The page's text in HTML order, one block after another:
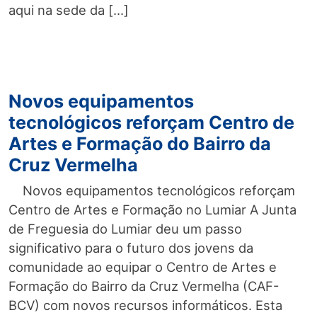
aqui na sede da […]
Novos equipamentos
tecnológicos reforçam Centro de
Artes e Formação do Bairro da
Cruz Vermelha
Novos equipamentos tecnológicos reforçam
Centro de Artes e Formação no Lumiar A Junta
de Freguesia do Lumiar deu um passo
significativo para o futuro dos jovens da
comunidade ao equipar o Centro de Artes e
Formação do Bairro da Cruz Vermelha (CAF-
BCV) com novos recursos informáticos. Esta